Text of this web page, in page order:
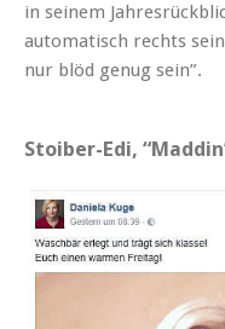
in seinem
automatisch rechts
nur blöd genug sein”.
Stoiber-Edi,